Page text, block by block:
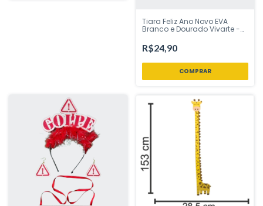
Tiara Feliz Ano Novo EVA
Branco e Dourado Vivarte -
R$24,90